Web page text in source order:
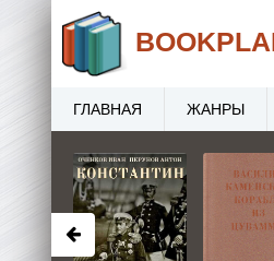
BOOK
ГЛАВНАЯ ЖАНРЫ